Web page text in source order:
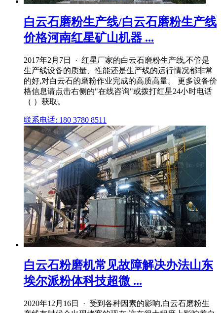
白云石磨粉生产线/白云石磨粉生产线
价格河南红星矿山机器 ...
2017年2月7日 · 红星厂家的白云石磨粉生产线,不管是
生产线设备的质量、性能还是生产线的运行情况都非常
的好,对白云石的磨粉作业完成的高质高量。 更多设备价
格信息请点击右侧的"在线咨询"或拨打红星24小时电话
（ ）获取。
联系电话: 180 3780 8511
白云石粉磨机常见故障解决办法山东
埃尔派粉体科技超微 ...
2020年12月16日 · 受到各种因素的影响,白云石磨粉生